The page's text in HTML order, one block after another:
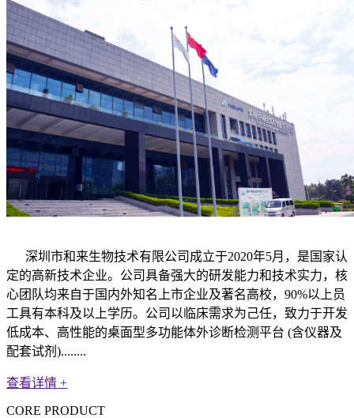
深圳市和来生物技术有限公司成立于2020年5月，是国家认
定的高新技术企业。公司具备强大的研发能力和技术实力，核
⼼团队均来⾃于国内外知名上市企业及著名⾼校，90%以上员
⼯具有本科及以上学历。公司以临床需求为己任，致力于开发
低成本、高性能的桌面型多功能体外诊断检测平台 (含仪器及
配套试剂)........
查看详情 +
CORE PRODUCT